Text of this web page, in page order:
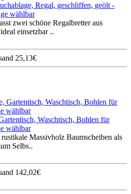
Regal, geschliffen, geölt -
wählbar
zwei schöne Regalbretter aus
einsetzbar ..
25,13€
Waschtisch, Bohlen für
wählbar
Massivholz Baumscheiben als
Selbs..
142,02€